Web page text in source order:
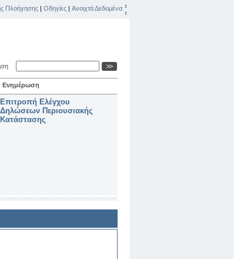
Πλοήγησης | Οδηγίες | Ανοιχτά Δεδομένα
Ενημέρωση
Επιτροπή Ελέγχου
Δηλώσεων Περιουσιακής
Κατάστασης